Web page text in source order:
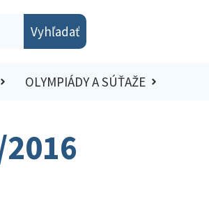
Vyhľadať
OLYMPIÁDY A SÚŤAŽE